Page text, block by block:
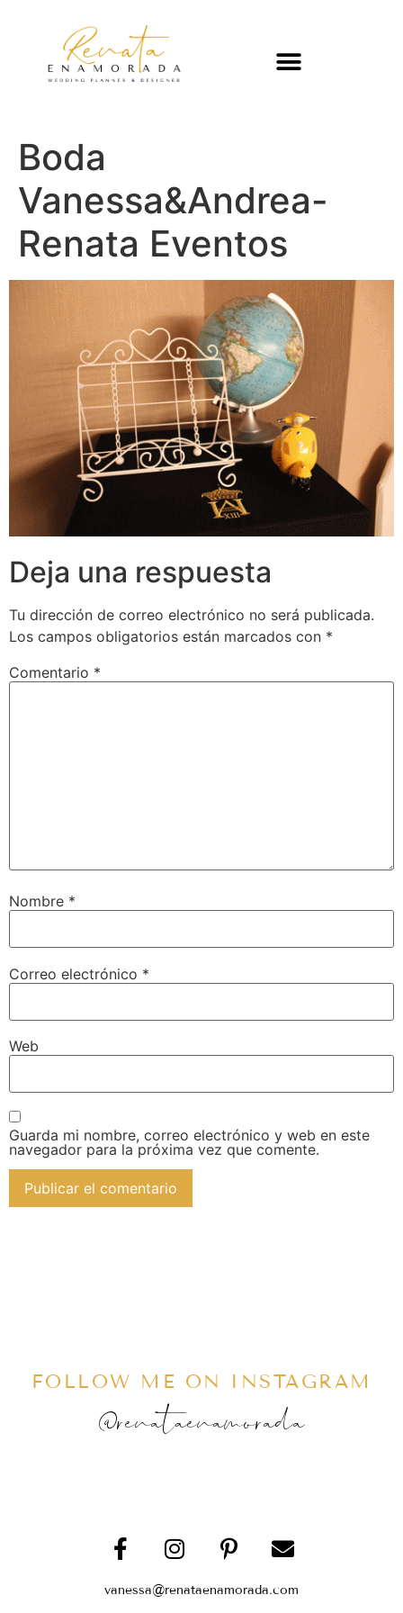
Boda
Vanessa&Andrea-
Renata Eventos
Deja una respuesta
Tu dirección de correo electrónico no será publicada.
Los campos obligatorios están marcados con *
Comentario *
Nombre *
Correo electrónico *
Web
Guarda mi nombre, correo electrónico y web en este
navegador para la próxima vez que comente.
FOLLOW ME ON INSTAGRAM
@renataenamorada
vanessa@renataenamorada.com